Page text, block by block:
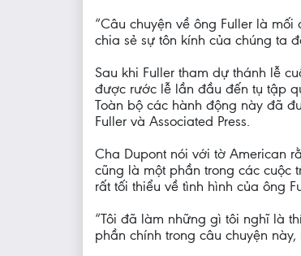
“Câu chuyện về ông Fuller là
chia sẻ sự tôn kính của chúng ta
Sau khi Fuller tham dự thánh lễ
được rước lễ lần đầu đến tụ tập
Toàn bộ các hành động này đã
Fuller và Associated Press.
Cha Dupont nói với tờ American
cũng là một phần trong các cuộc
rất tối thiểu về tình hình của ông
“Tôi đã làm những gì tôi nghĩ là
phần chính trong câu chuyện